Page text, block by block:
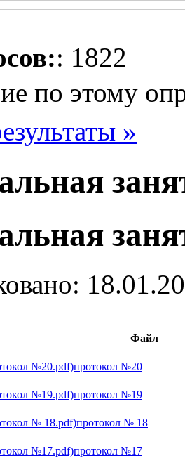
: 1822
по этому
»
Файл
протокол №20
протокол №19
протокол № 18
протокол №17